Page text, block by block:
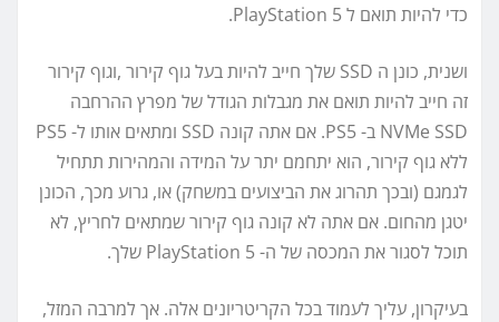
כדי להיות תואם ל PlayStation 5.
ושנית, כונן ה SSD שלך חייב להיות בעל גוף קירור ,וגוף קירור
זה חייב להיות תואם את מגבלות הגודל של מפרץ ההרחבה
NVMe SSD ב- PS5. אם אתה קונה SSD ומתאים אותו ל- PS5
ללא גוף קירור, הוא יתחמם יתר על המידה והמהירות תתחיל
לגמגם (ובכך תהרוג את הביצועים במשחק) או, גרוע מכך, הכונן
יטגן מהחום. אם אתה לא קונה גוף קירור שמתאים לחריץ, לא
תוכל לסגור את המכסה של ה- PlayStation 5 שלך.
בעיקרון, עליך לעמוד בכל הקריטריונים אלה. אך למרבה המזל,